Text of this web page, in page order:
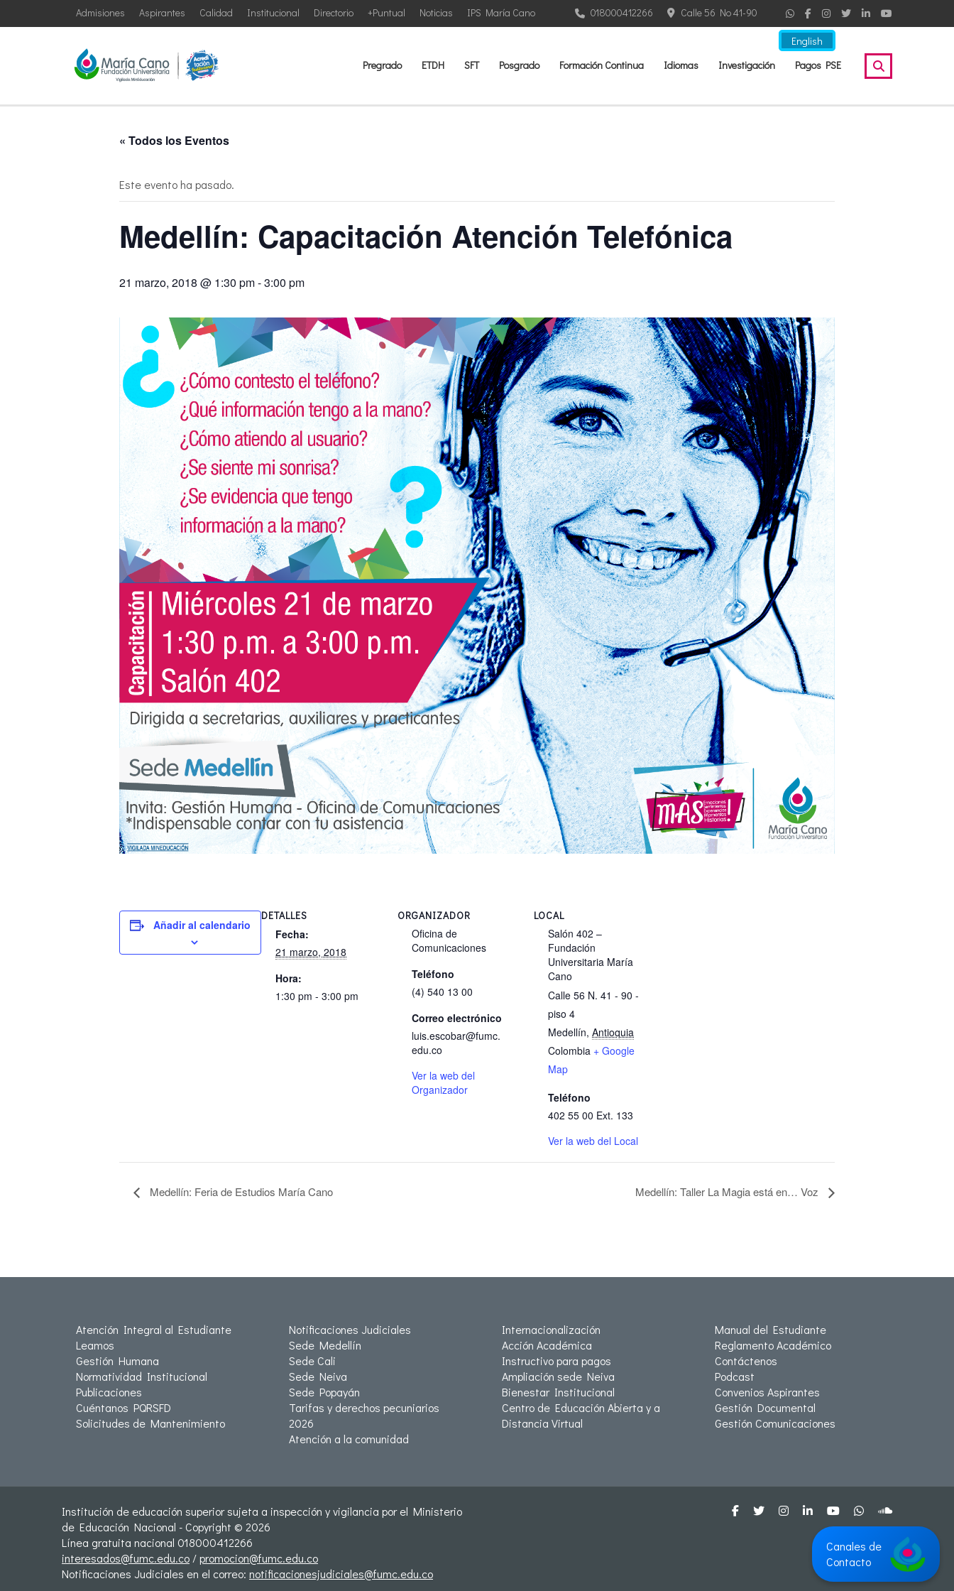
English
IPS María Cano
Noticias
+Puntual
Directorio
Institucional
Calidad
Aspirantes
Admisiones Calle 56 No 41-90
018000412266
Pregrado ETDH SFT Posgrado Formación Continua Idiomas Investigación Pagos PSE
« Todos los Eventos
Este evento ha pasado.
Medellín: Capacitación Atención Telefónica
21 marzo, 2018 @ 1:30 pm-3:00 pm
Añadir al calendario
DETALLES
Fecha:
21 marzo, 2018
Hora:
1:30 pm - 3:00 pm
ORGANIZADOR
Oficina de
Comunicaciones
Teléfono
(4) 540 13 00
Correo electrónico
luis.escobar@fumc.
edu.co
Ver la web del
Organizador
LOCAL
Salón 402 –
Fundación
Universitaria María
Cano
Calle 56 N. 41 - 90 -
piso 4
Medellín, Antioquia
Colombia + Google
Map
Teléfono
402 55 00 Ext. 133
Ver la web del Local
Medellín: Feria de Estudios María Cano Medellín: Taller La Magia está en… Voz
Atención Integral al Estudiante
Leamos
Gestión Humana
Normatividad Institucional
Publicaciones
Cuéntanos PQRSFD
Solicitudes de Mantenimiento
Notificaciones Judiciales
Sede Medellín
Sede Cali
Sede Neiva
Sede Popayán
Tarifas y derechos pecuniarios
2026
Atención a la comunidad
Internacionalización
Acción Académica
Instructivo para pagos
Ampliación sede Neiva
Bienestar Institucional
Centro de Educación Abierta y a
Distancia Virtual
Manual del Estudiante
Reglamento Académico
Contáctenos
Podcast
Convenios Aspirantes
Gestión Documental
Gestión Comunicaciones
Institución de educación superior sujeta a inspección y vigilancia por el Ministerio
de Educación Nacional - Copyright © 2026
Línea gratuita nacional 018000412266
interesados@fumc.edu.co /promocion@fumc.edu.co
Notificaciones Judiciales en el correo: notificacionesjudiciales@fumc.edu.co
Canales de
Contacto